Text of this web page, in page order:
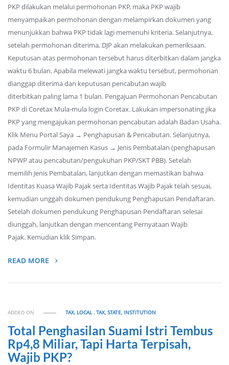
PKP dilakukan melalui permohonan PKP, maka PKP wajib
menyampaikan permohonan dengan melampirkan dokumen yang
menunjukkan bahwa PKP tidak lagi memenuhi kriteria. Selanjutnya,
setelah permohonan diterima, DJP akan melakukan pemeriksaan.
Keputusan atas permohonan tersebut harus diterbitkan dalam jangka
waktu 6 bulan. Apabila melewati jangka waktu tersebut, permohonan
dianggap diterima dan keputusan pencabutan wajib
diterbitkan paling lama 1 bulan. Pengajuan Permohonan Pencabutan
PKP di Coretax Mula-mula login Coretax. Lakukan impersonating jika
PKP yang mengajukan permohonan pencabutan adalah Badan Usaha.
Klik Menu Portal Saya → Penghapusan & Pencabutan. Selanjutnya,
pada Formulir Manajemen Kasus → Jenis Pembatalan (penghapusan
NPWP atau pencabutan/pengukuhan PKP/SKT PBB). Setelah
memilih Jenis Pembatalan, lanjutkan dengan memastikan bahwa
Identitas Kuasa Wajib Pajak serta Identitas Wajib Pajak telah sesuai,
kemudian unggah dokumen pendukung Penghapusan Pendaftaran.
Setelah dokumen pendukung Penghapusan Pendaftaran selesai
diunggah, lanjutkan dengan mencentang Pernyataan Wajib
Pajak. Kemudian klik Simpan.
READ MORE
ADDED ON TAX, LOCAL,TAX, STATE, INSTITUTION
Total Penghasilan Suami Istri Tembus
Rp4,8 Miliar, Tapi Harta Terpisah,
Wajib PKP?